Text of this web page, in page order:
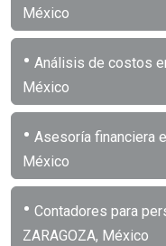
México
• Análisis de costos
México
• Asesoría financiera
México
• Contadores para
ZARAGOZA, México